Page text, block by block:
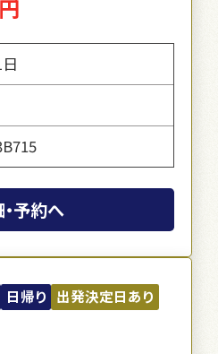
予約へ
日帰り 出発決定日あり